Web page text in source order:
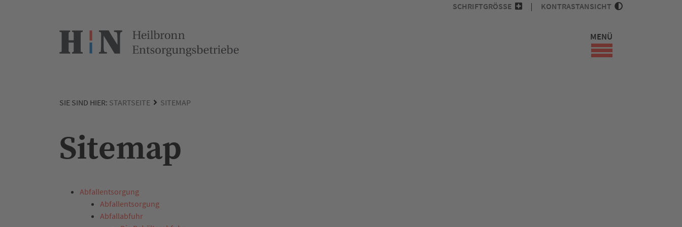
SCHRIFTGRÖSSE KONTRASTANSICHT
MENÜ
SIE SIND HIER: STARTSEITE SITEMAP
Sitemap
Abfallentsorgung
Abfallentsorgung
Abfallabfuhr